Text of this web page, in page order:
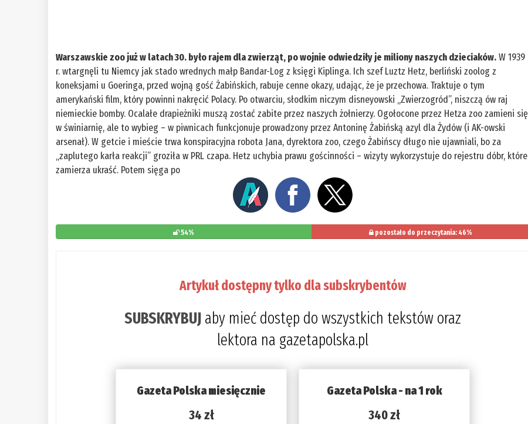
Warszawskie zoo już w latach 30. było rajem dla zwierząt, po wojnie odwiedziły je miliony naszych dzieciaków.W 1939
r. wtargnęli tu Niemcy jak stado wrednych małp Bandar-Log z księgi Kiplinga. Ich szef Luztz Hetz, berliński zoolog z
koneksjami u Goeringa, przed wojną gość Żabińskich, rabuje cenne okazy, udając, że je przechowa. Traktuje o tym
amerykański film, który powinni nakręcić Polacy. Po otwarciu, słodkim niczym disneyowski „Zwierzogród”, niszczą ów raj
niemieckie bomby. Ocalałe drapieżniki muszą zostać zabite przez naszych żołnierzy. Ogołocone przez Hetza zoo zamieni się
w świniarnię, ale to wybieg – w piwnicach funkcjonuje prowadzony przez Antoninę Żabińską azyl dla Żydów (i AK-owski
arsenał). W getcie i mieście trwa konspiracyjna robota Jana, dyrektora zoo, czego Żabińscy długo nie ujawniali, bo za
„zaplutego karła reakcji” groziła w PRL czapa. Hetz uchybia prawu gościnności – wizyty wykorzystuje do rejestru dóbr, które
zamierza ukraść. Potem sięga po
54% pozostało do przeczytania: 46%
Artykuł dostępny tylko dla subskrybentów
SUBSKRYBUJ aby mieć dostęp do wszystkich tekstów oraz
lektora na gazetapolska.pl
Gazeta Polska miesięcznie
34 zł
Gazeta Polska - na 1 rok
340 zł